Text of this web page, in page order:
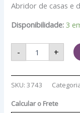
Abridor de casas e
Disponibilidade: 3
- +
SKU:3743
Calcular o Frete